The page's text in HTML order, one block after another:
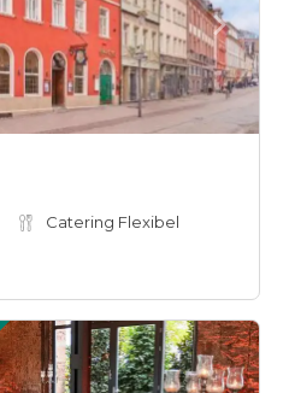
Catering Flexibel